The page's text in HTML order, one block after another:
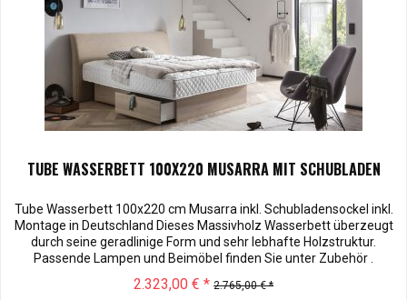
TUBE WASSERBETT 100X220 MUSARRA MIT SCHUBLADEN
Tube Wasserbett 100x220 cm Musarra inkl. Schubladensockel inkl.
Montage in Deutschland Dieses Massivholz Wasserbett überzeugt
durch seine geradlinige Form und sehr lebhafte Holzstruktur.
Passende Lampen und Beimöbel finden Sie unter Zubehör .
Kopfteilhöhe: 100 Muster können vor dem Kauf für € 10,00 zu
Ihnen versendet werden. Bei Rücksendung werden Ihnen die 10,00
2.323,00 € * 2.765,00 € *